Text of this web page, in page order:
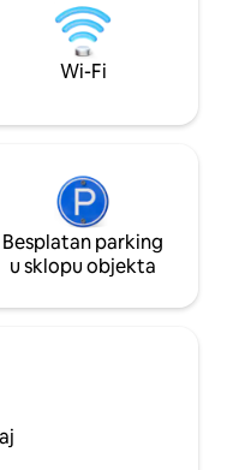
Wi-Fi
Besplatan parking
u sklopu objekta